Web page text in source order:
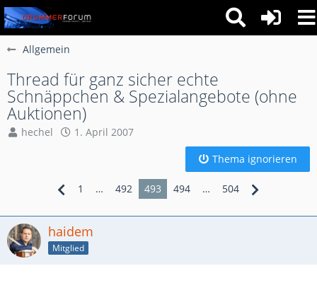
Allgemein
Thread für ganz sicher echte
Schnäppchen & Spezialangebote (ohne
Auktionen)
hechel
1. April 2007
Thema ignorieren
1 … 492 493 494 … 504
haidem
Mitglied